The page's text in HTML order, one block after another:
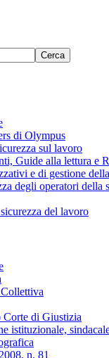
Cerca
di Olympus
sul lavoro
Guide alla lettura e
e di gestione
degli operatori della
del lavoro
Corte di Giustizia
istituzionale,
n. 81